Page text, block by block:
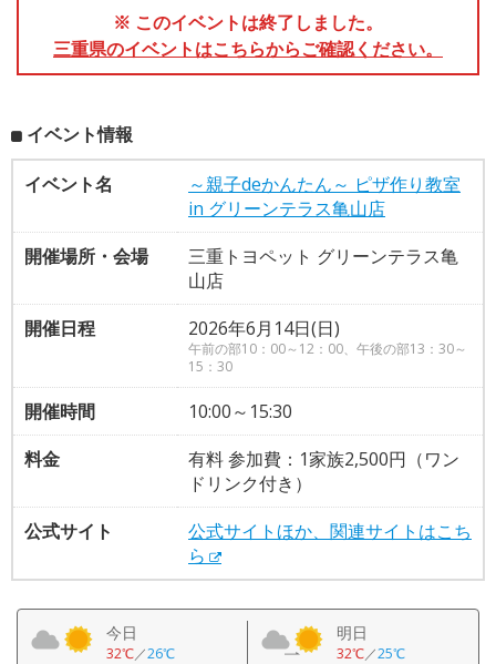
※ このイベントは終了しました。
三重県のイベントはこちらからご確認ください。
イベント情報
イベント名
～親子deかんたん～ ピザ作り教室
in グリーンテラス亀山店
開催場所・会場
三重トヨペット グリーンテラス亀
山店
開催日程
2026年6月14日(日)
午前の部10：00～12：00、午後の部13：30～
15：30
開催時間
10:00～15:30
料金
有料 参加費：1家族2,500円（ワン
ドリンク付き）
公式サイト
公式サイトほか、関連サイトはこち
ら
今日
32℃／26℃
明日
32℃／25℃